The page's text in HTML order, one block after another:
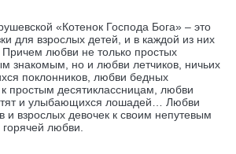
«Котенок Господа Бога» – это
для взрослых детей, и в каждой из них
любви не только простых
знакомым, но и любви летчиков, ничьих
поклонников, любви бедных
простым десятиклассницам, любви
и улыбающихся лошадей… Любви
и взрослых девочек к своим непутевым
любви.